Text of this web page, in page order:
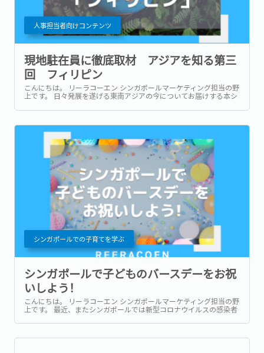
人事担当者向けコンテンツ
現地駐在員に徹底取材 アジアを知る第三
回 フィリピン
こんにちは。 リーラコーエン シンガポールマーケティング担当の野
上です。 日々発展を遂げる東南アジアの今についてお届けする本シ
お伝えしました。...
シンガポールでの子育てを学ぶ
シンガポールで子どものバースデーをお祝
いしよう！
こんにちは。 リーラコーエン シンガポールマーケティング担当の野
上です。 最近、またシンガポールでは新型コロナウイルスの感染者